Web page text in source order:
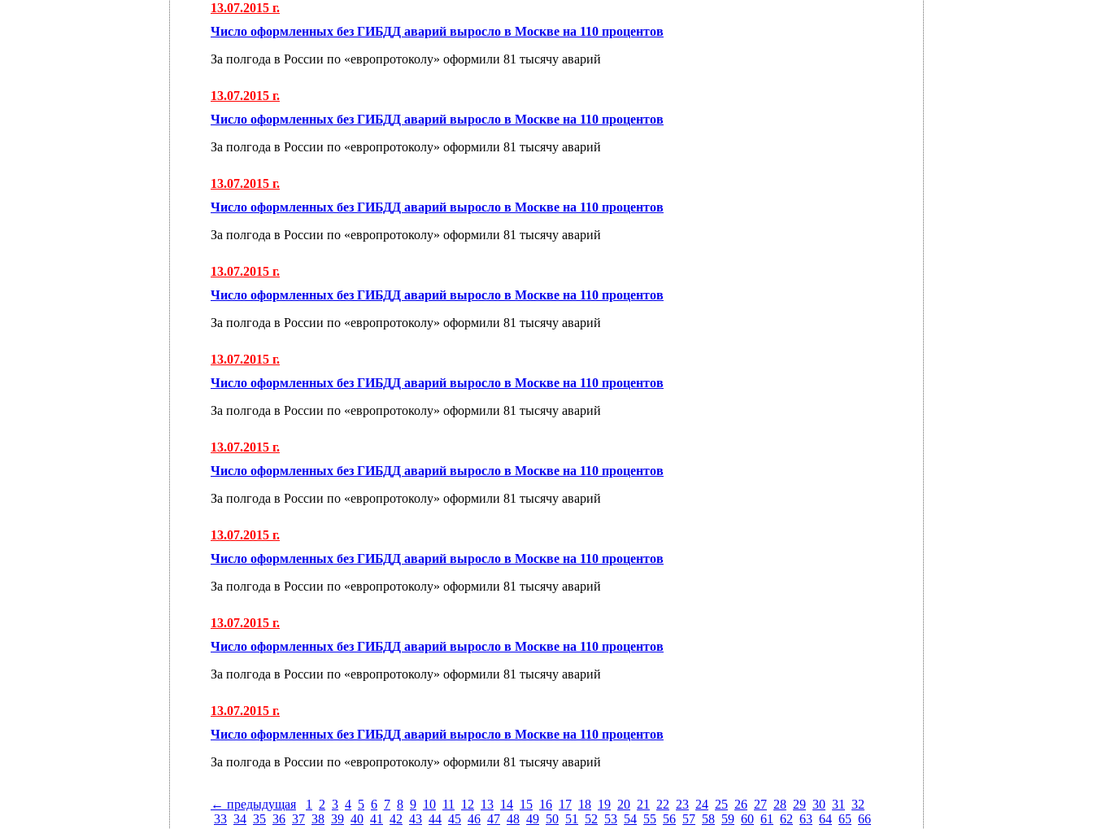
13.07.2015 г.
Число оформленных без ГИБДД аварий выросло в Москве на 110 процентов
За полгода в России по «европротоколу» оформили 81 тысячу аварий
13.07.2015 г.
Число оформленных без ГИБДД аварий выросло в Москве на 110 процентов
За полгода в России по «европротоколу» оформили 81 тысячу аварий
13.07.2015 г.
Число оформленных без ГИБДД аварий выросло в Москве на 110 процентов
За полгода в России по «европротоколу» оформили 81 тысячу аварий
13.07.2015 г.
Число оформленных без ГИБДД аварий выросло в Москве на 110 процентов
За полгода в России по «европротоколу» оформили 81 тысячу аварий
13.07.2015 г.
Число оформленных без ГИБДД аварий выросло в Москве на 110 процентов
За полгода в России по «европротоколу» оформили 81 тысячу аварий
13.07.2015 г.
Число оформленных без ГИБДД аварий выросло в Москве на 110 процентов
За полгода в России по «европротоколу» оформили 81 тысячу аварий
13.07.2015 г.
Число оформленных без ГИБДД аварий выросло в Москве на 110 процентов
За полгода в России по «европротоколу» оформили 81 тысячу аварий
13.07.2015 г.
Число оформленных без ГИБДД аварий выросло в Москве на 110 процентов
За полгода в России по «европротоколу» оформили 81 тысячу аварий
13.07.2015 г.
Число оформленных без ГИБДД аварий выросло в Москве на 110 процентов
За полгода в России по «европротоколу» оформили 81 тысячу аварий
← предыдущая 1 2 3 4 5 6 7 8 9 10 11 12 13 14 15 16 17 18 19 20 21 22 23 24 25 26 27 28 29 30 31
32
33 34 35 36 37 38 39 40 41 42 43 44 45 46 47 48 49 50 51 52 53 54 55 56 57 58 59 60 61 62 63 64 65 66